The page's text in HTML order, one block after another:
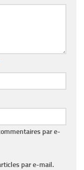
par e-
par e-mail.